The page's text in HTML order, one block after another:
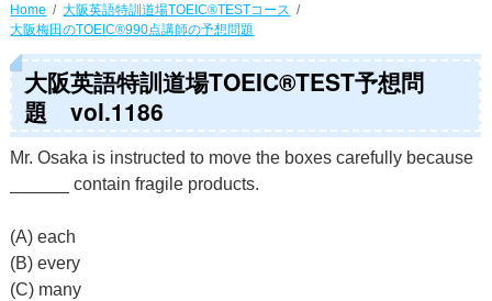
Home
大阪英語特訓道場TOEIC®TESTコース
大阪梅田のTOEIC®990点講師の予想問題
大阪英語特訓道場TOEIC®TEST予想問
題 vol.1186
Mr. Osaka is instructed to move the boxes carefully because
______ contain fragile products.
(A) each
(B) every
(C) many